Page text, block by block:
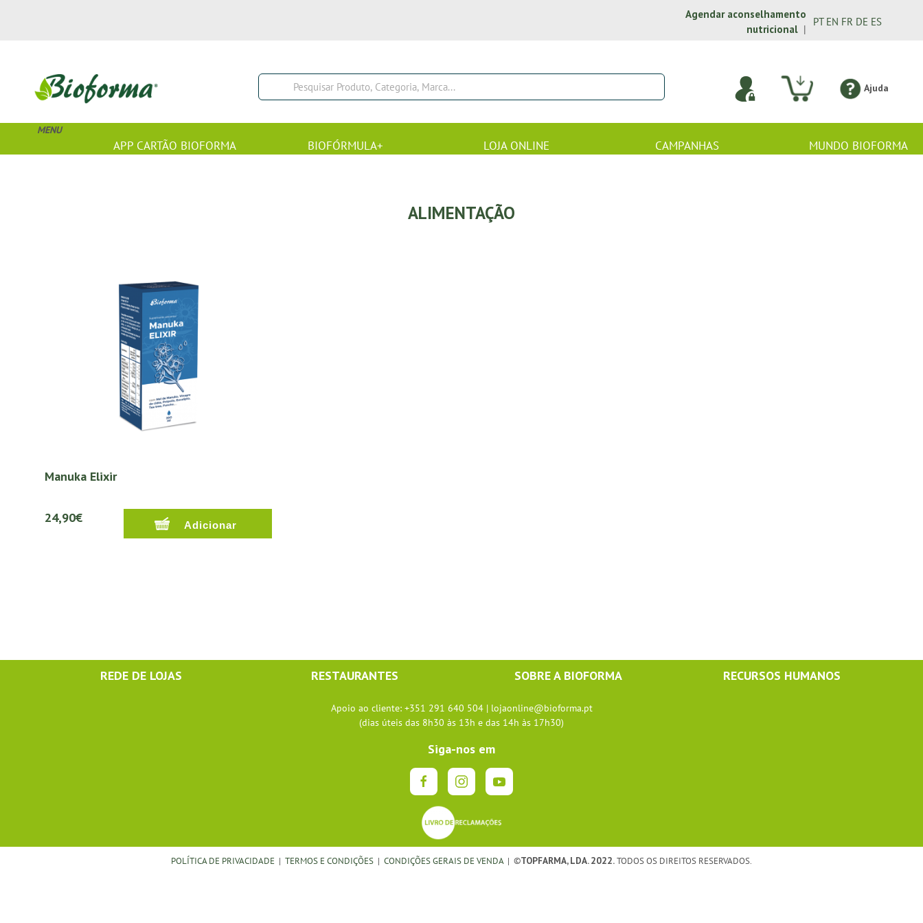
Agendar aconselhamento
nutricional |
PT EN FR DE ES
Ajuda
MENU
APP CARTÃO BIOFORMA BIOFÓRMULA+ LOJA ONLINE CAMPANHAS MUNDO BIOFORMA
ALIMENTAÇÃO
Manuka Elixir
24,90€
REDE DE LOJAS RESTAURANTES SOBRE A BIOFORMA RECURSOS HUMANOS
Apoio ao cliente: +351 291 640 504 | lojaonline@bioforma.pt
(dias úteis das 8h30 às 13h e das 14h às 17h30)
Siga-nos em
POLÍTICA DE PRIVACIDADE | TERMOS E CONDIÇÕES | CONDIÇÕES GERAIS DE VENDA | ©TOPFARMA, LDA. 2022.TODOS OS DIREITOS RESERVADOS.